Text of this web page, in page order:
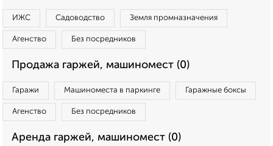
ИЖС Садоводство Земля промназначения
Агенство Без посредников
Продажа гаржей, машиномест (0)
Гаражи Машиноместа в паркинге Гаражные боксы
Агенство Без посредников
Аренда гаржей, машиномест (0)